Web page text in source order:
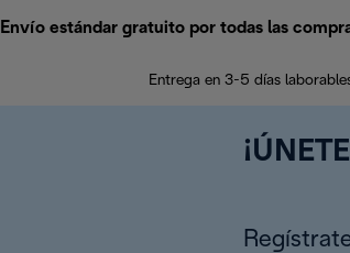
Envío estándar gratuito por todas las
Entrega en 3-5 días